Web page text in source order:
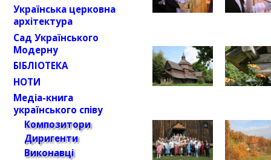
Українська церковна
архітектура
Сад Українського
Модерну
БІБЛІОТЕКА
НОТИ
Медіа-книга
українського співу
Композитори
Диригенти
Виконавці